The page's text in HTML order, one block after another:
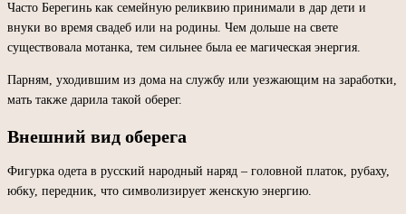
Часто Берегинь как семейную реликвию принимали в дар дети и
внуки во время свадеб или на родины. Чем дольше на свете
существовала мотанка, тем сильнее была ее магическая энергия.
Парням, уходившим из дома на службу или уезжающим на заработки,
мать также дарила такой оберег.
Внешний вид оберега
Фигурка одета в русский народный наряд – головной платок, рубаху,
юбку, передник, что символизирует женскую энергию.